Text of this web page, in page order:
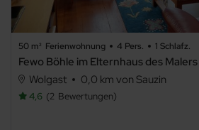
50 m² Ferienwohnung 4 Pers. 1 Schlafz.
Wolgast
0,0 km von Sauzin
4,6 2 Bewertungen